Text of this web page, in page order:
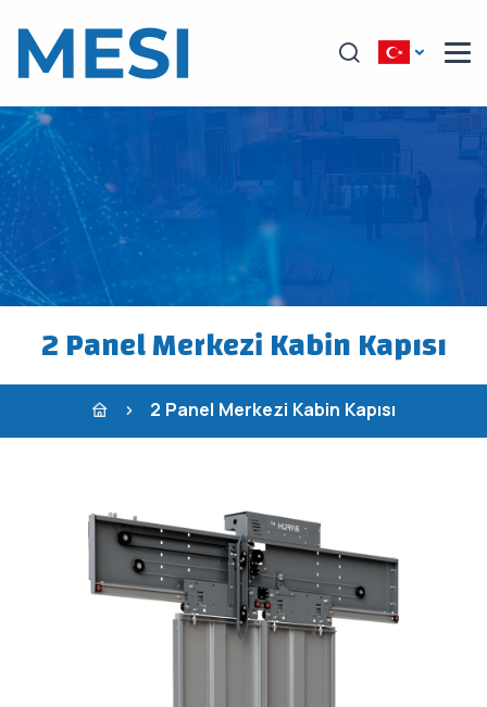
2 Panel Merkezi Kabin Kapısı
2 Panel Merkezi Kabin Kapısı